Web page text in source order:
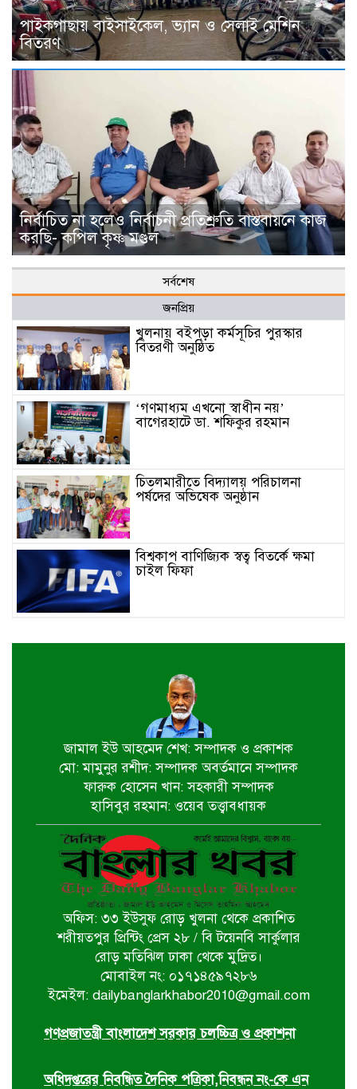
পাইকগাছায় বাইসাইকেল, ভ্যান ও সেলাই মেশিন
বিতরণ
নির্বাচিত না হলেও নির্বাচনী প্রতিশ্রুতি বাস্তবায়নে কাজ
করছি- কপিল কৃষ্ণ মণ্ডল
সর্বশেষ
জনপ্রিয়
খুলনায় বইপড়া কর্মসূচির পুরস্কার
বিতরণী অনুষ্ঠিত
‘গণমাধ্যম এখনো স্বাধীন নয়’
বাগেরহাটে ডা. শফিকুর রহমান
চিতলমারীতে বিদ্যালয় পরিচালনা
পর্ষদের অভিষেক অনুষ্ঠান
বিশ্বকাপ বাণিজ্যিক স্বত্ব বিতর্কে ক্ষমা
চাইল ফিফা
মসজিদের মাইক
র‌্যাব বিলুপ্ত করে আসছে ‘স্পেশাল
রেসপন্স ব্যাটালিয়ন’
অনুশ্রী ও রাকিবের স্বপ্নপূরণ করলেন
প্রধানমন্ত্রী
জাতীয় মৎস্য পক্ষ বাস্তবায়ন সম্পর্কিত
জেলা কমিটির সভা অনুষ্ঠিত
পাইকগাছায় বাইসাইকেল, ভ্যান ও
সেলাই মেশিন বিতরণ
নির্বাচিত না হলেও নির্বাচনী প্রতিশ্রুতি
জামাল ইউ আহমেদ শেখ: সম্পাদক ও প্রকাশক
মো: মামুনুর রশীদ: সম্পাদক অবর্তমানে সম্পাদক
ফারুক হোসেন খান: সহকারী সম্পাদক
হাসিবুর রহমান: ওয়েব তত্ত্বাবধায়ক
অফিস: ৩৩ ইউসুফ রোড় খুলনা থেকে প্রকাশিত
শরীয়তপুর প্রিন্টিং প্রেস ২৮ / বি টয়েনবি সার্কুলার
রোড় মতিঝিল ঢাকা থেকে মুদ্রিত।
মোবাইল নং: ০১৭১৪৫৯৭২৮৬
ইমেইল: dailybanglarkhabor2010@gmail.com
গণপ্রজাতন্ত্রী বাংলাদেশ সরকার চলচ্চিত্র ও প্রকাশনা
অধিদপ্তরের নিবন্ধিত দৈনিক পত্রিকা,নিবন্ধন নং-কে এন